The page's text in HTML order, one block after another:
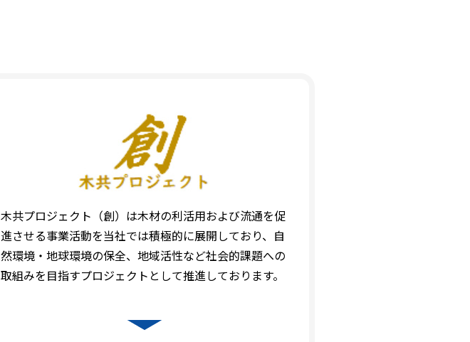
木共プロジェクト（創）は木材の利活用および流通を促
進させる事業活動を当社では積極的に展開しており、自
然環境・地球環境の保全、地域活性など社会的課題への
取組みを目指すプロジェクトとして推進しております。